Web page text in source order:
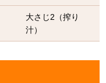
大さじ2（搾り
汁）